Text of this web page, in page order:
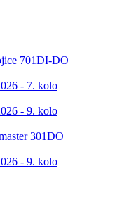
701DI-DO
- 7. kolo
- 9. kolo
301DO
- 9. kolo